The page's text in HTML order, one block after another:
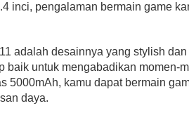
inci, pengalaman bermain game
adalah desainnya yang stylish dan
baik untuk mengabadikan momen-
5000mAh, kamu dapat bermain
daya.